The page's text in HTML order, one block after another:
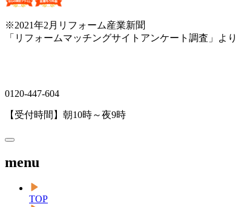
※2021年2月リフォーム産業新聞
「リフォームマッチングサイトアンケート調査」より
0120-447-604
【受付時間】朝10時～夜9時
menu
TOP